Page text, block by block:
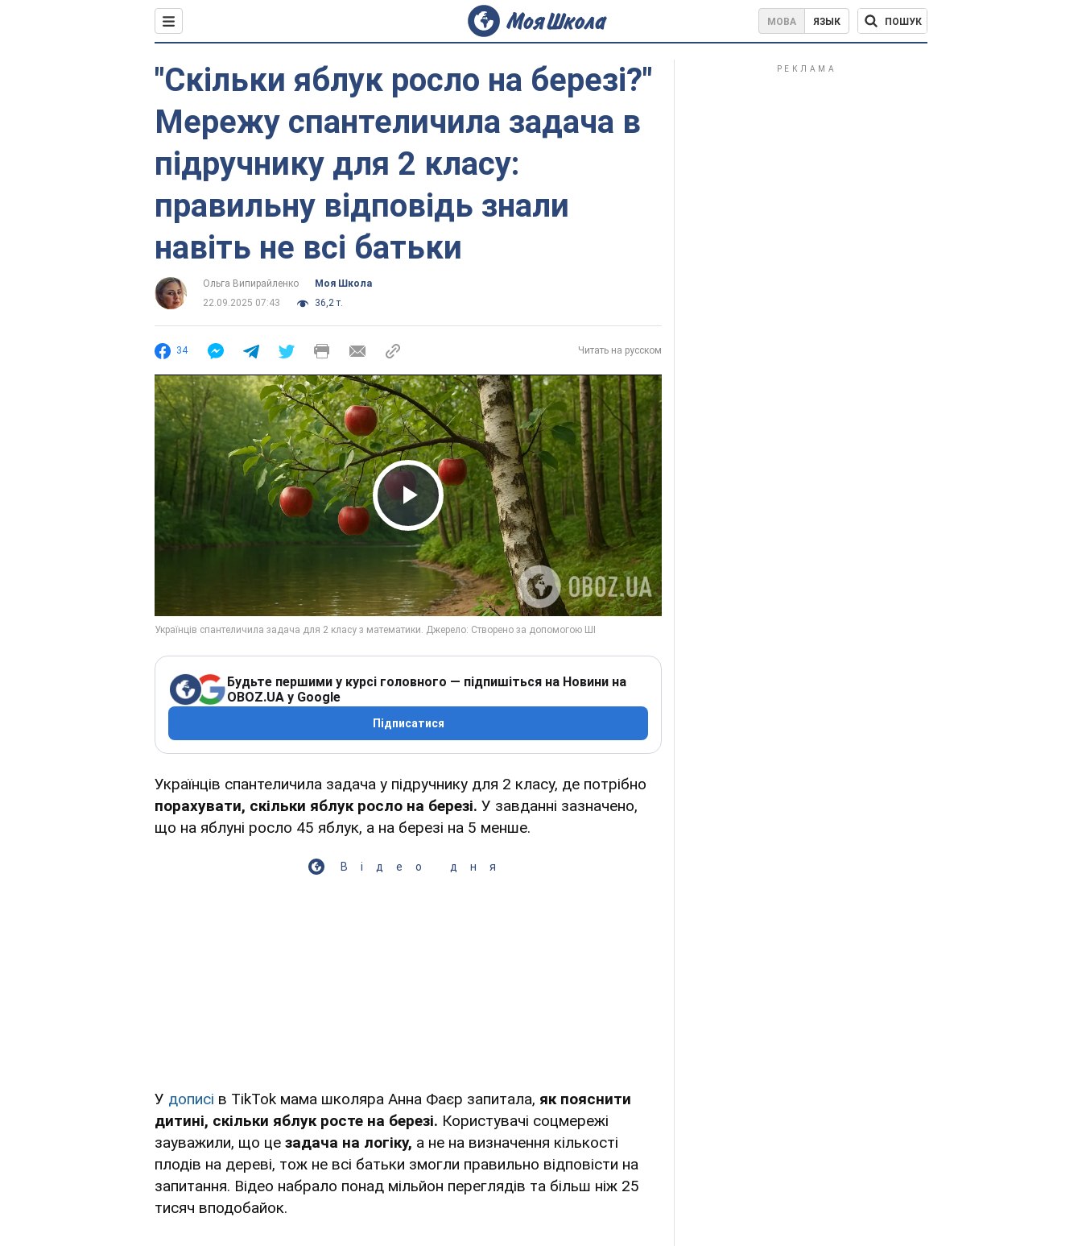
МОВА ЯЗЫК ПОШУК
"Скільки яблук росло на березі?"
Мережу спантеличила задача в
підручнику для 2 класу:
правильну відповідь знали
навіть не всі батьки
Ольга Випирайленко
Моя Школа
22.09.2025 07:43
36,2 т.
34 Читать на русском
Play Video
Будьте першими у курсі головного — підпишіться на Новини на
OBOZ.UA у Google
Підписатися
Українців спантеличила задача у підручнику для 2 класу, де потрібно
порахувати, скільки яблук росло на березі. У завданні зазначено,
що на яблуні росло 45 яблук, а на березі на 5 менше.
Відео дня
У дописі в TikTok мама школяра Анна Фаєр запитала, як пояснити
дитині, скільки яблук росте на березі. Користувачі соцмережі
зауважили, що це задача на логіку, а не на визначення кількості
плодів на дереві, тож не всі батьки змогли правильно відповісти на
запитання. Відео набрало понад мільйон переглядів та більш ніж 25
тисяч вподобайок.